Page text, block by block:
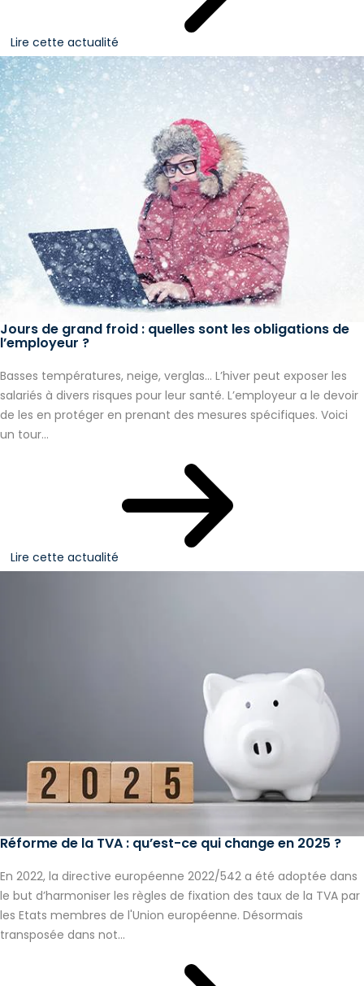
Lire cette actualité
Jours de grand froid : quelles sont les obligations de
l’employeur ?
Basses températures, neige, verglas… L’hiver peut exposer les
salariés à divers risques pour leur santé. L’employeur a le devoir
de les en protéger en prenant des mesures spécifiques. Voici
un tour...
Lire cette actualité
Réforme de la TVA : qu’est-ce qui change en 2025 ?
En 2022, la directive européenne 2022/542 a été adoptée dans
le but d’harmoniser les règles de fixation des taux de la TVA par
les Etats membres de l'Union européenne. Désormais
transposée dans not...